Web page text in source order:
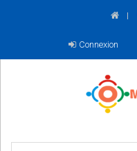
Connexion